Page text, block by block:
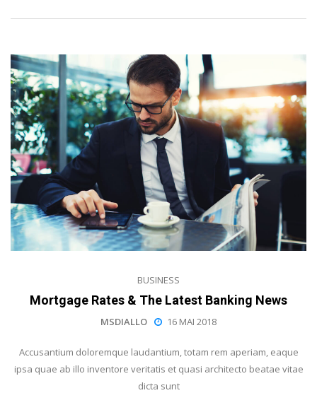
BUSINESS
Mortgage Rates & The Latest Banking News
MSDIALLO 16 MAI 2018
Accusantium doloremque laudantium, totam rem aperiam, eaque
ipsa quae ab illo inventore veritatis et quasi architecto beatae vitae
dicta sunt